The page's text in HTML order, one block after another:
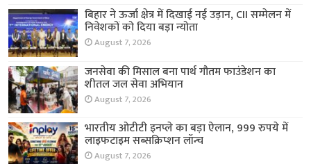
बिहार ने ऊर्जा क्षेत्र में दिखाई नई उड़ान, CII सम्मेलन में
निवेशकों को दिया बड़ा न्योता
August 7, 2026
जनसेवा की मिसाल बना पार्थ गौतम फाउंडेशन का
शीतल जल सेवा अभियान
August 7, 2026
भारतीय ओटीटी इनप्ले का बड़ा ऐलान, 999 रुपये में
लाइफटाइम सब्सक्रिप्शन लॉन्च
August 7, 2026